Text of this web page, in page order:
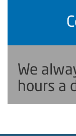
We
hours a